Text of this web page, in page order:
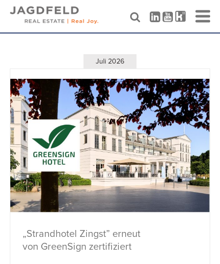
Skip
Juli 2026
„Strandhotel Zingst” erneut
von GreenSign zertifiziert